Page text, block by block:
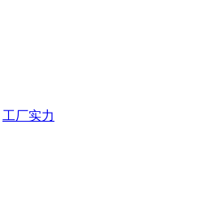
工厂实力